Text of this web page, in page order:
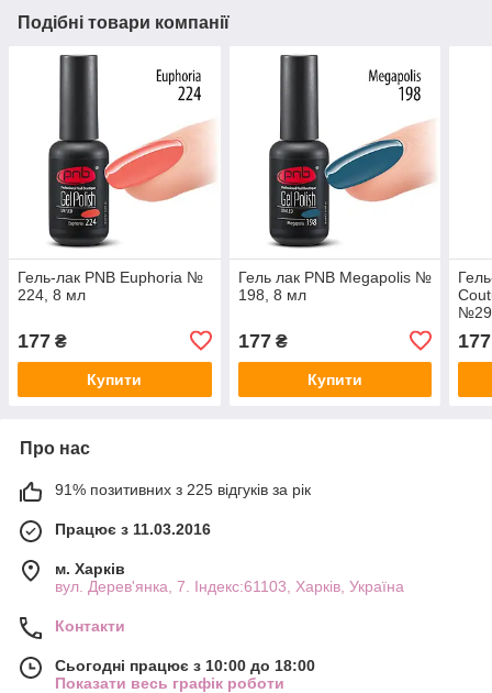
Подібні товари компанії
Гель-лак PNB Euphoria №
224, 8 мл
177 ₴
Купити
Гель лак PNB Megapolis №
198, 8 мл
177₴
Купити
177
Про нас
91% позитивних з 225 відгуків за рік
Працює з 11.03.2016
м. Харків
вул. Дерев'янка, 7. Індекс:61103, Харків, Україна
Контакти
Сьогодні працює з 10:00 до 18:00
Показати весь графік роботи